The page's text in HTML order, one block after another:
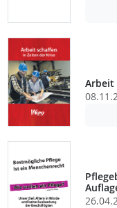
Arbeit